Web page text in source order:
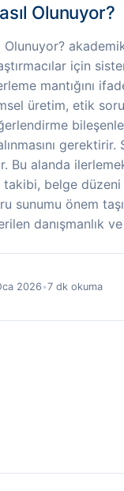
Olunuyor?
Olunuyor?
için
mantığını
üretim, etik
gerektirir.
Bu alanda
belge
sunumu önem
danışmanlık
2026 •7 dk okuma